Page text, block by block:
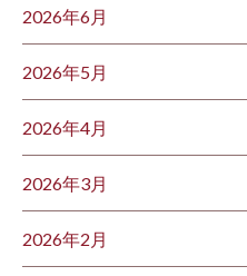
2026年6月
2026年5月
2026年4月
2026年3月
2026年2月